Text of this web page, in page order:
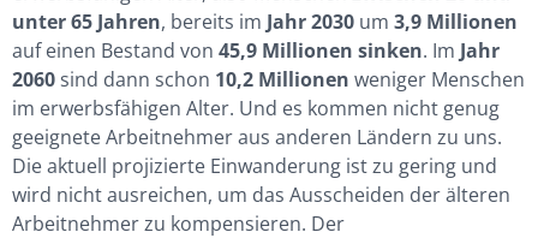
unter 65 Jahren, bereits im Jahr 2030 um 3,9 Millionen
auf einen Bestand von 45,9 Millionen sinken. Im Jahr
2060sind dann schon 10,2 Millionen weniger Menschen
im erwerbsfähigen Alter. Und es kommen nicht genug
geeignete Arbeitnehmer aus anderen Ländern zu uns.
Die aktuell projizierte Einwanderung ist zu gering und
wird nicht ausreichen, um das Ausscheiden der älteren
Arbeitnehmer zu kompensieren. Der